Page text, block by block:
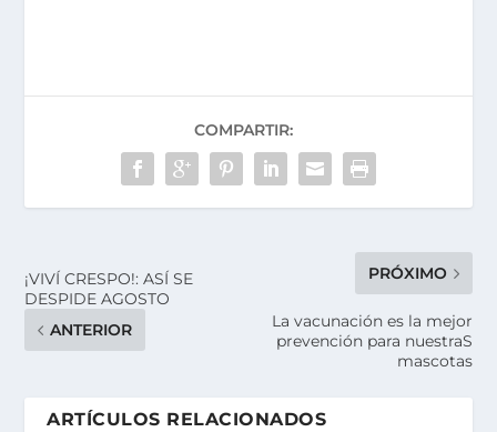
COMPARTIR:
¡VIVÍ CRESPO!: ASÍ SE
DESPIDE AGOSTO
ANTERIOR
PRÓXIMO
La vacunación es la mejor
prevención para nuestraS
mascotas
ARTÍCULOS RELACIONADOS